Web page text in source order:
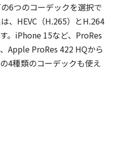
6つのコーデックを選択で
、HEVC（H.265）とH.264
。iPhone 15など、ProRes
Apple ProRes 422 HQから
4種類のコーデックも使え